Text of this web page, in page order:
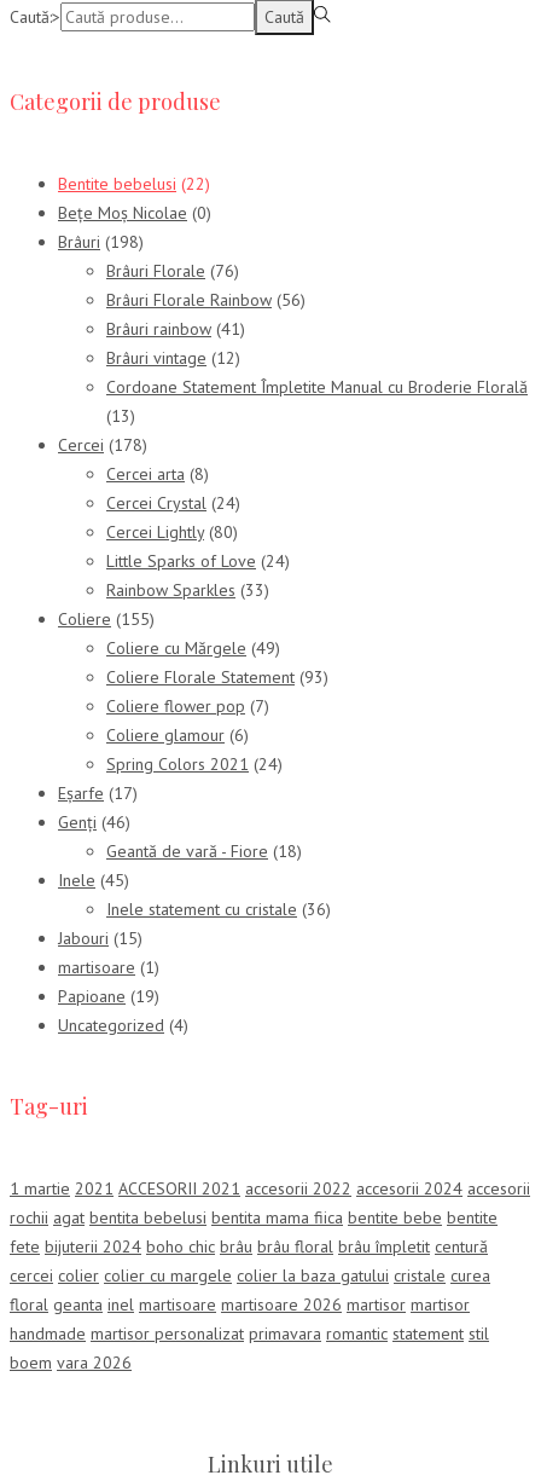
Caută:> Caută
Categorii de produse
Bentite bebelusi (22)
Bețe Moș Nicolae (0)
Brâuri (198)
Brâuri Florale (76)
Brâuri Florale Rainbow (56)
Brâuri rainbow (41)
Brâuri vintage (12)
Cordoane Statement Împletite Manual cu Broderie Florală
(13)
Cercei (178)
Cercei arta (8)
Cercei Crystal (24)
Cercei Lightly (80)
Little Sparks of Love (24)
Rainbow Sparkles (33)
Coliere (155)
Coliere cu Mărgele (49)
Coliere Florale Statement (93)
Coliere flower pop (7)
Coliere glamour (6)
Spring Colors 2021 (24)
Eșarfe (17)
Genți (46)
Geantă de vară - Fiore (18)
Inele (45)
Inele statement cu cristale (36)
Jabouri (15)
martisoare (1)
Papioane (19)
Uncategorized (4)
Tag-uri
1 martie 2021 ACCESORII 2021 accesorii 2022 accesorii 2024 accesorii
rochii agat bentita bebelusi bentita mama fiica bentite bebe bentite
fete bijuterii 2024 boho chic brâu brâu floral brâu împletit centură
cercei colier colier cu margele colier la baza gatului cristale curea
floral geanta inel martisoare martisoare 2026 martisor martisor
handmade martisor personalizat primavara romantic statement stil
boem vara 2026
Linkuri utile